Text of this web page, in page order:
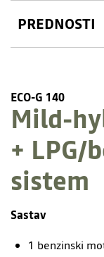
PREDNOSTI
ECO-G 140
Mild-
+ LPG/
sistem
Sastav
1 benzinski